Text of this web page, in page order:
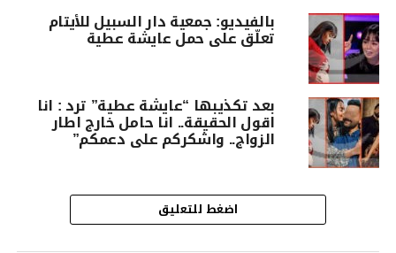
بالفيديو: جمعية دار السبيل للأيتام
تعلّق على حمل عايشة عطية
بعد تكذيبها “عايشة عطية” ترد : انا
اقول الحقيقة.. انا حامل خارج اطار
الزواج.. واشكركم على دعمكم”
اضغط للتعليق